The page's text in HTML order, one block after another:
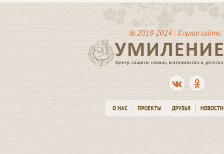
© 2018-2024 | Карта сайта
О НАС ПРОЕКТЫ ДРУЗЬЯ НОВОСТИ